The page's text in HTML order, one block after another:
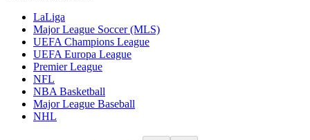
LaLiga
Major League Soccer (MLS)
UEFA Champions League
UEFA Europa League
Premier League
NFL
NBA Basketball
Major League Baseball
NHL